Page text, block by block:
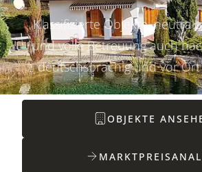
Klassifizierte Objekte,
und volle Betreuung auch
deutschsprachig und vor
OBJEKTE